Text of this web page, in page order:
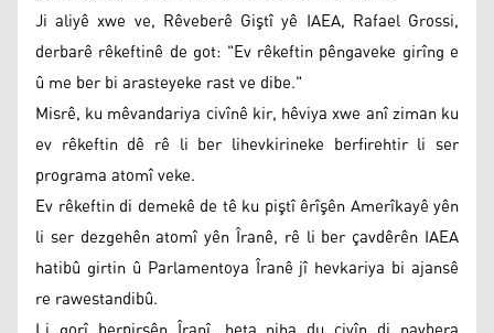
Ji aliyê xwe ve, Rêveberê Giştî yê IAEA, Rafael Grossi,
derbarê rêkeftinê de got: "Ev rêkeftin pêngaveke girîng e
û me ber bi arasteyeke rast ve dibe."
Misrê, ku mêvandariya civînê kir, hêviya xwe anî ziman ku
ev rêkeftin dê rê li ber lihevkirineke berfirehtir li ser
programa atomî veke.
Ev rêkeftin di demekê de tê ku piştî êrîşên Amerîkayê yên
li ser dezgehên atomî yên Îranê, rê li ber çavdêrên IAEA
hatibû girtin û Parlamentoya Îranê jî hevkariya bi ajansê
re rawestandibû.